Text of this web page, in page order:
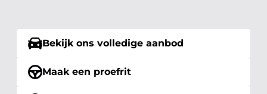
Bekijk ons volledige aanbod
Maak een proefrit